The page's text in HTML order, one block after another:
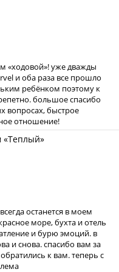
«ходовой»! уже дважды
и оба раза все прошло
ребёнком поэтому к
большое спасибо
вопросах, быстрое
отношение!
останется в моем
море, бухта и отель
и бурю эмоций. в
и снова. спасибо вам за
к вам. теперь с